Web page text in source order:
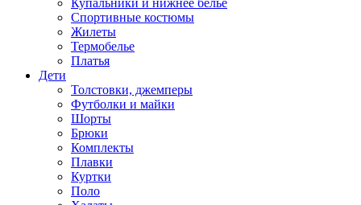
Спортивные костюмы
Жилеты
Термобелье
Платья
Дети
Толстовки, джемперы
Футболки и майки
Шорты
Брюки
Комплекты
Плавки
Куртки
Поло